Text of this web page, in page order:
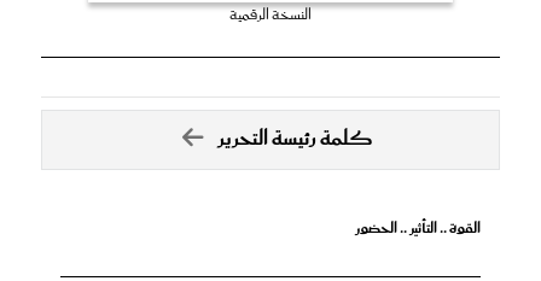
النسخة الرقمية
كلمة رئيسة التحرير
القوة .. التأثير .. الحضور